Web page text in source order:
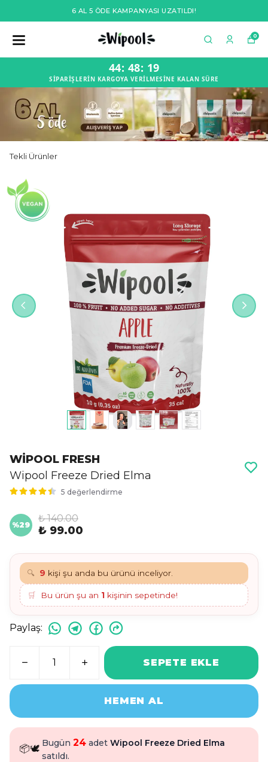
6 AL 5 ÖDE KAMPANYASI UZATILDI!
0
44: 48: 18
SİPARİŞLERİN KARGOYA VERİLMESİNE KALAN SÜRE
Tekli Ürünler
WİPOOL FRESH
Wipool Freeze Dried Elma
5 değerlendirme
%29
₺ 140.00
₺ 99.00
🔍 9 kişi şu anda bu ürünü inceliyor.
🛒 Bu ürün şu an 1 kişinin sepetinde!
Paylaş:
SEPETE EKLE
HEMEN AL
📦🕊️
Bugün 24 adet Wipool Freeze Dried Elma
satıldı.